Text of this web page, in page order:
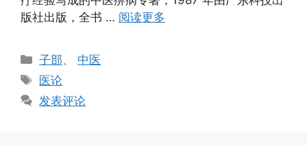
版社出版，全书 … 阅读更多
分
类
子部、 中医
标
签
医论
发表评论